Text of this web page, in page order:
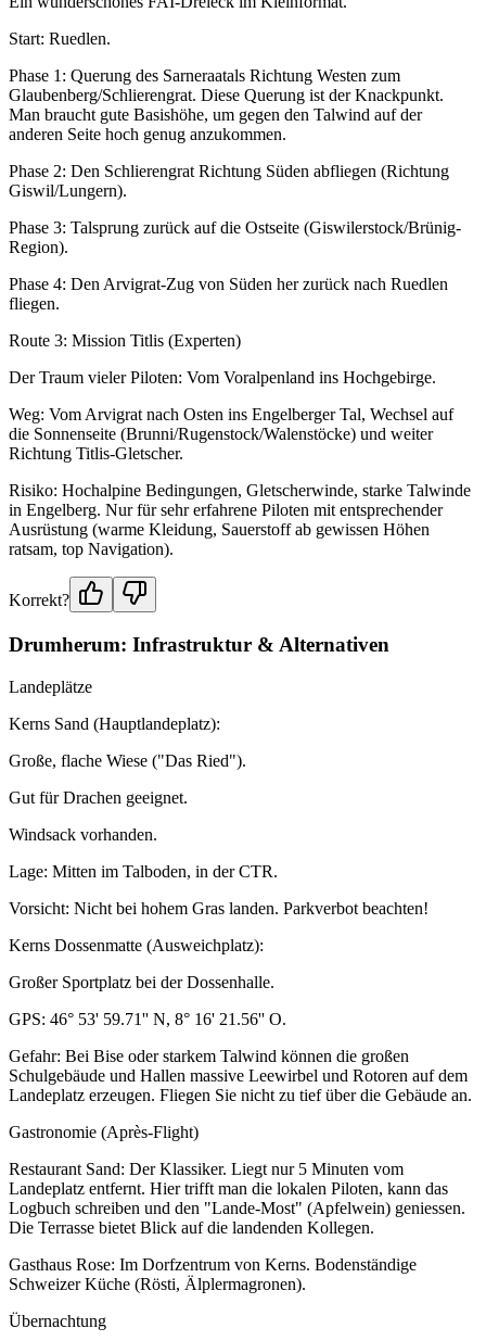
Start: Ruedlen.
Phase 1: Querung des Sarneraatals Richtung Westen zum
Glaubenberg/Schlierengrat. Diese Querung ist der Knackpunkt.
Man braucht gute Basishöhe, um gegen den Talwind auf der
anderen Seite hoch genug anzukommen.
Phase 2: Den Schlierengrat Richtung Süden abfliegen (Richtung
Giswil/Lungern).
Phase 3: Talsprung zurück auf die Ostseite (Giswilerstock/Brünig-
Region).
Phase 4: Den Arvigrat-Zug von Süden her zurück nach Ruedlen
fliegen.
Route 3: Mission Titlis (Experten)
Der Traum vieler Piloten: Vom Voralpenland ins Hochgebirge.
Weg: Vom Arvigrat nach Osten ins Engelberger Tal, Wechsel auf
die Sonnenseite (Brunni/Rugenstock/Walenstöcke) und weiter
Richtung Titlis-Gletscher.
Risiko: Hochalpine Bedingungen, Gletscherwinde, starke Talwinde
in Engelberg. Nur für sehr erfahrene Piloten mit entsprechender
Ausrüstung (warme Kleidung, Sauerstoff ab gewissen Höhen
ratsam, top Navigation).
Korrekt?
Drumherum: Infrastruktur & Alternativen
Landeplätze
Kerns Sand (Hauptlandeplatz):
Große, flache Wiese ("Das Ried").
Gut für Drachen geeignet.
Windsack vorhanden.
Lage: Mitten im Talboden, in der CTR.
Vorsicht: Nicht bei hohem Gras landen. Parkverbot beachten!
Kerns Dossenmatte (Ausweichplatz):
Großer Sportplatz bei der Dossenhalle.
GPS: 46° 53' 59.71'' N, 8° 16' 21.56'' O.
Gefahr: Bei Bise oder starkem Talwind können die großen
Schulgebäude und Hallen massive Leewirbel und Rotoren auf dem
Landeplatz erzeugen. Fliegen Sie nicht zu tief über die Gebäude an.
Gastronomie (Après-Flight)
Restaurant Sand: Der Klassiker. Liegt nur 5 Minuten vom
Landeplatz entfernt. Hier trifft man die lokalen Piloten, kann das
Logbuch schreiben und den "Lande-Most" (Apfelwein) geniessen.
Die Terrasse bietet Blick auf die landenden Kollegen.
Gasthaus Rose: Im Dorfzentrum von Kerns. Bodenständige
Schweizer Küche (Rösti, Älplermagronen).
Übernachtung